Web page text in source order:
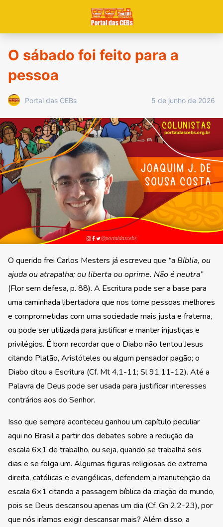
O sábado foi feito para a
pessoa
Portal das CEBs 5 de junho de 2026
O querido frei Carlos Mesters já escreveu que “a Bíblia, ou
ajuda ou atrapalha; ou liberta ou oprime. Não é neutra”
(Flor sem defesa, p. 88). A Escritura pode ser a base para
uma caminhada libertadora que nos torne pessoas melhores
e comprometidas com uma sociedade mais justa e fraterna,
ou pode ser utilizada para justificar e manter injustiças e
privilégios. É bom recordar que o Diabo não tentou Jesus
citando Platão, Aristóteles ou algum pensador pagão; o
Diabo citou a Escritura (Cf. Mt 4,1-11; Sl 91,11-12). Até a
Palavra de Deus pode ser usada para justificar interesses
contrários aos do Senhor.
Isso que sempre aconteceu ganhou um capítulo peculiar
aqui no Brasil a partir dos debates sobre a redução da
escala 6×1 de trabalho, ou seja, quando se trabalha seis
dias e se folga um. Algumas figuras religiosas de extrema
direita, católicas e evangélicas, defendem a manutenção da
escala 6×1 citando a passagem bíblica da criação do mundo,
pois se Deus descansou apenas um dia (Cf. Gn 2,2-23), por
que nós iríamos exigir descansar mais? Além disso, a